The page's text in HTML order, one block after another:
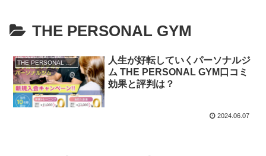
THE PERSONAL GYM
THE PERSONAL GYM
人生が好転していくパーソナルジ
ム THE PERSONAL GYM口コミ
効果と評判は？
2024.06.07